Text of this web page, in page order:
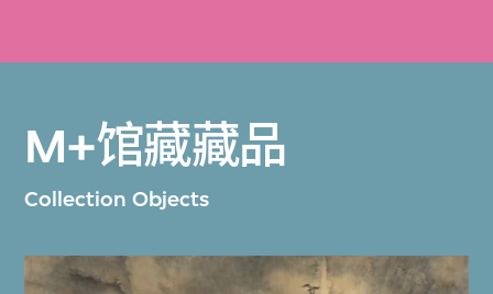
M+馆藏藏品
Collection Objects